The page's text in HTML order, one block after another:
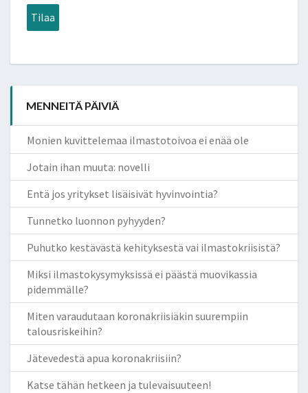
Tilaa
MENNEITÄ PÄIVIÄ
Monien kuvittelemaa ilmastotoivoa ei enää ole
Jotain ihan muuta: novelli
Entä jos yritykset lisäisivät hyvinvointia?
Tunnetko luonnon pyhyyden?
Puhutko kestävästä kehityksestä vai ilmastokriisistä?
Miksi ilmastokysymyksissä ei päästä muovikassia
pidemmälle?
Miten varaudutaan koronakriisiäkin suurempiin
talousriskeihin?
Jätevedestä apua koronakriisiin?
Katse tähän hetkeen ja tulevaisuuteen!